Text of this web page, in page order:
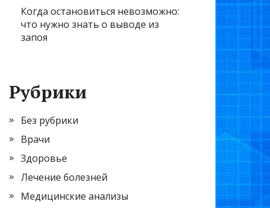
Когда остановиться невозможно:
что нужно знать о выводе из
запоя
Рубрики
Без рубрики
Врачи
Здоровье
Лечение болезней
Медицинские анализы